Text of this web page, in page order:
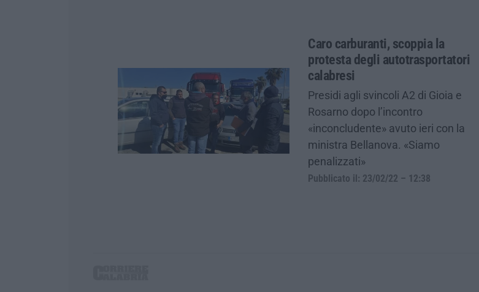
Caro carburanti, scoppia la
protesta degli autotrasportatori
calabresi
Presidi agli svincoli A2 di Gioia e
Rosarno dopo l’incontro
«inconcludente» avuto ieri con la
ministra Bellanova. «Siamo
penalizzati»
Pubblicato il: 23/02/22 – 12:38